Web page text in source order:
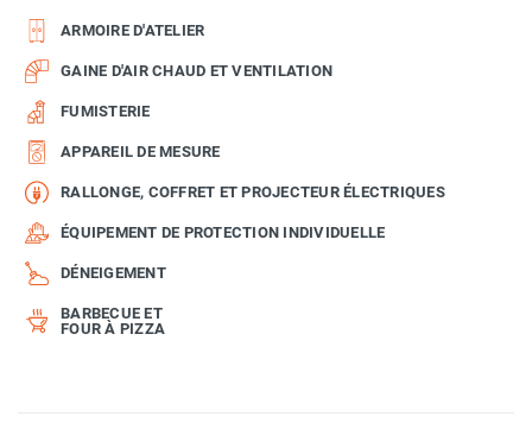
ARMOIRE D'ATELIER
GAINE D'AIR CHAUD ET VENTILATION
FUMISTERIE
APPAREIL DE MESURE
RALLONGE, COFFRET ET PROJECTEUR ÉLECTRIQUES
ÉQUIPEMENT DE PROTECTION INDIVIDUELLE
DÉNEIGEMENT
BARBECUE ET
FOUR À PIZZA